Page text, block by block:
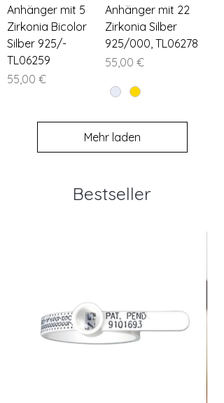
Anhänger mit 5
Zirkonia Bicolor
Silber 925/-
TL06259
Preis
55,00 €
Anhänger mit 22
Zirkonia Silber
925/000, TL06278
Preis
55,00 €
Mehr laden
Bestseller